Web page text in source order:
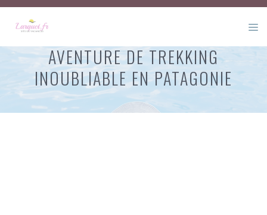
Aller
AVENTURE DE TREKKING
INOUBLIABLE EN PATAGONIE